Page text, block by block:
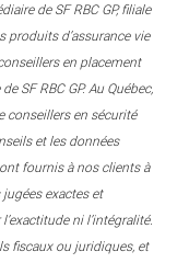
de SF RBC GP, filiale
produits d’assurance vie
en placement
SF RBC GP. Au Québec,
conseillers en sécurité
et les données
fournis à nos clients à
exactes et
ni l’intégralité.
fiscaux ou juridiques, et